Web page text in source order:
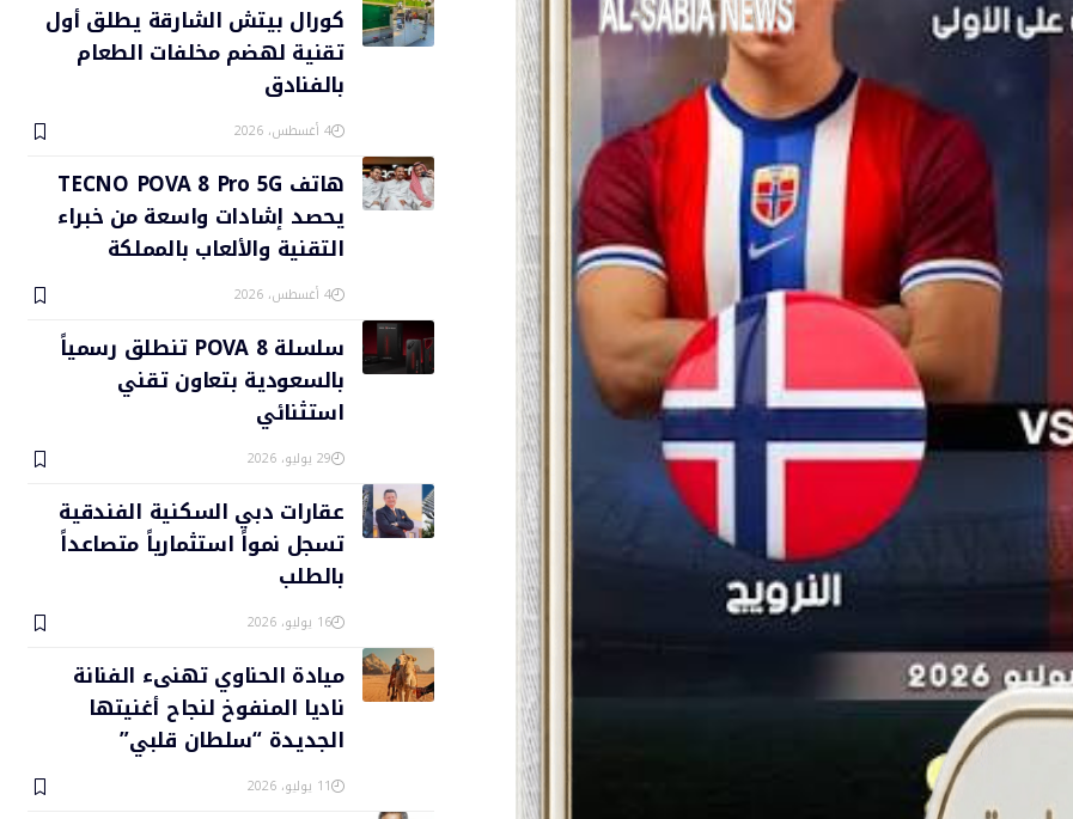
كورال بيتش الشارقة يطلق أول
تقنية لهضم مخلفات الطعام
بالفنادق
4 أغسطس، 2026
هاتف TECNO POVA 8 Pro 5G
يحصد إشادات واسعة من خبراء
التقنية والألعاب بالمملكة
4 أغسطس، 2026
سلسلة POVA 8 تنطلق رسمياً
بالسعودية بتعاون تقني
استثنائي
29 يوليو، 2026
عقارات دبي السكنية الفندقية
تسجل نمواً استثمارياً متصاعداً
بالطلب
16 يوليو، 2026
ميادة الحناوي تهنىء الفنانة
ناديا المنفوخ لنجاح أغنيتها
الجديدة “سلطان قلبي”
11 يوليو، 2026